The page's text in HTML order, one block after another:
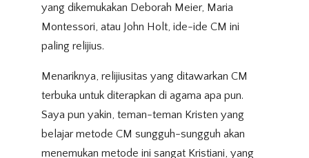
yang dikemukakan Deborah Meier, Maria
Montessori, atau John Holt, ide-ide CM ini
paling relijius.
Menariknya, relijiusitas yang ditawarkan CM
terbuka untuk diterapkan di agama apa pun.
Saya pun yakin, teman-teman Kristen yang
belajar metode CM sungguh-sungguh akan
menemukan metode ini sangat Kristiani, yang